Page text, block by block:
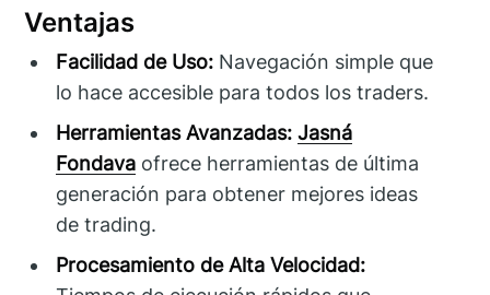
Ventajas
Facilidad de Uso: Navegación simple que
lo hace accesible para todos los traders.
Herramientas Avanzadas: Jasná
Fondava ofrece herramientas de última
generación para obtener mejores ideas
de trading.
Procesamiento de Alta Velocidad: